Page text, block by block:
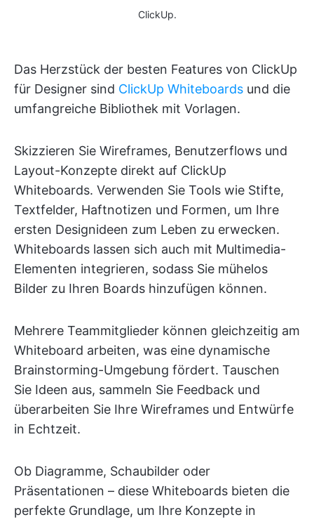
ClickUp.
Das Herzstück der besten Features von ClickUp
für Designer sind ClickUp Whiteboards und die
umfangreiche Bibliothek mit Vorlagen.
Skizzieren Sie Wireframes, Benutzerflows und
Layout-Konzepte direkt auf ClickUp
Whiteboards. Verwenden Sie Tools wie Stifte,
Textfelder, Haftnotizen und Formen, um Ihre
ersten Designideen zum Leben zu erwecken.
Whiteboards lassen sich auch mit Multimedia-
Elementen integrieren, sodass Sie mühelos
Bilder zu Ihren Boards hinzufügen können.
Mehrere Teammitglieder können gleichzeitig am
Whiteboard arbeiten, was eine dynamische
Brainstorming-Umgebung fördert. Tauschen
Sie Ideen aus, sammeln Sie Feedback und
überarbeiten Sie Ihre Wireframes und Entwürfe
in Echtzeit.
Ob Diagramme, Schaubilder oder
Präsentationen – diese Whiteboards bieten die
perfekte Grundlage, um Ihre Konzepte in